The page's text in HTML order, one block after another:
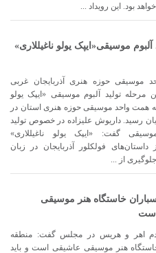
بود. این رویداد ...
موسیقی«ایپک یولو ناغیللاری»
حوزه هنری آذربایجان غربی
تولید آلبوم موسیقی «ایپک یولو
همت واحد موسیقی حوزه هنری استان در
رسید. داریوش علیزاده در خصوص تولید
گفت: «ایپک یولو ناغیللاری»
فولکلور آذربایجان در زبان
از ...
خاستگاه هنر موسیقی
اهر و هریس در مجلس گفت: منطقه
هنر موسیقی عاشیقی است و باید